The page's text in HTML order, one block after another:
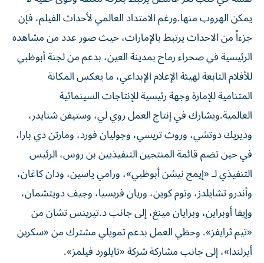
يمكن الهروب منها.ورغم الامتداد العالمي لأحداث الفيلم، فإن
جزءاً من الاحداث يرتبط بالإمارات، حيث صور عدد من مشاهده
الرئيسية في صحراء رماح بمدينة العين، بدعم من لجنة أبوظبي
للأفلام التابعة لهيئة الإعلام الإبداعي، ما يعكس المكانة
المتنامية للإمارة وجهة رئيسية للإنتاجات السينمائية
العالمية.ويشارك في إنتاج العمل روي لي، وستيفن شنايدر،
وديريك دوتشي، وروث تريسي، وجوليان فورد، ومارتن دي بارا،
في حين تضم قائمة المنتجين التنفيذيين بن روس، الرئيس
التنفيذي لـ «إيمج نيشن أبوظبي»، ورامي ياسين، ودان كاغان،
وأندرو تشايلدز، وتوم كوين، وريان فريسيا، وجيف دويتشمان،
وإيفا أوبراين، وبرايان مينغ، إلى جانب د.تيرينس تشان من
«تيم ثرايفز». وحظي العمل بدعم تمويلي مشترك من «سكرين
أيرلندا»، إلى جانب مشاركة شركة «تايلورد فيلمز».